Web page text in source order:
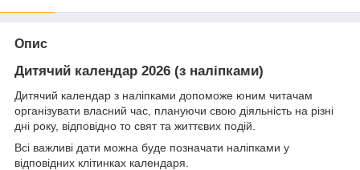
Опис
Дитячий календар 2026 (з наліпками)
Дитячий календар з наліпками допоможе юним читачам
організувати власний час, плануючи свою діяльність на різні
дні року, відповідно то свят та життєвих подій.
Всі важливі дати можна буде позначати наліпками у
відповідних клітинках календаря.